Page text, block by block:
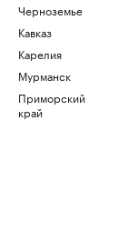
Черноземье
Кавказ
Карелия
Мурманск
Приморский
край